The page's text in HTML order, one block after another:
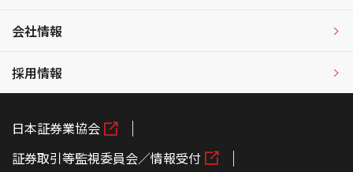
会社情報
採用情報
日本証券業協会
証券取引等監視委員会／情報受付